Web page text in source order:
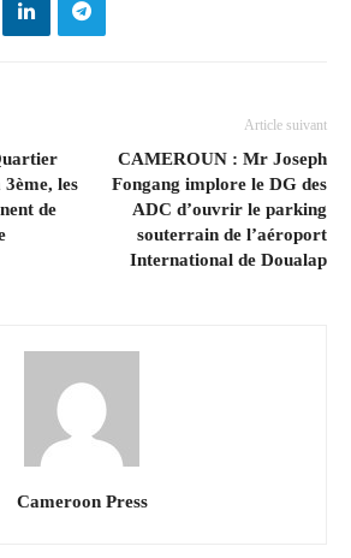
les
de
Article suivant
CAMEROUN : Mr Joseph
Fongang implore le DG des
ADC d’ouvrir le parking
souterrain de l’aéroport
International de Doualap
Cameroon Press